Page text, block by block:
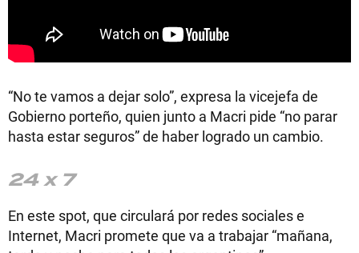
“No te vamos a dejar solo”, expresa la vicejefa de
Gobierno porteño, quien junto a Macri pide “no parar
hasta estar seguros” de haber logrado un cambio.
24 x 7
En este spot, que circulará por redes sociales e
Internet, Macri promete que va a trabajar “mañana,